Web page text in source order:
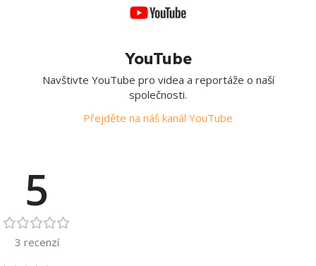
YouTube
Navštivte YouTube pro videa a reportáže o naší
společnosti.
Přejděte na náš kanál YouTube
5
3 recenzí